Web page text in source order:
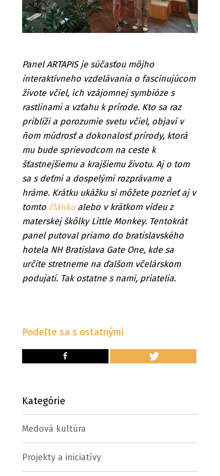
Panel ARTAPIS je súčasťou môjho
interaktívneho vzdelávania o fascinujúcom
živote včiel, ich vzájomnej symbióze s
rastlinami a vzťahu k prírode. Kto sa raz
priblíži a porozumie svetu včiel, objaví v
ňom múdrosť a dokonalosť prírody, ktorá
mu bude sprievodcom na ceste k
šťastnejšiemu a krajšiemu životu. Aj o tom
sa s deťmi a dospelými rozprávame a
hráme. Krátku ukážku si môžete pozrieť aj v
tomto článkualebo v krátkom videu z
materskej škôlky Little Monkey. Tentokrát
panel putoval priamo do bratislavského
hotela NH Bratislava Gate One, kde sa
určite stretneme na ďalšom včelárskom
podujatí. Tak ostatne s nami, priatelia.
Podeľte sa s ostatnými
Kategórie
Medová kultúra
Projekty a iniciatívy